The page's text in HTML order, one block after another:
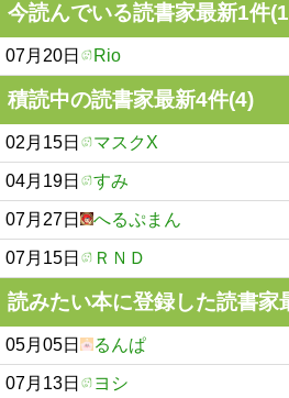
今読んでいる読書家最新1件
07月20日 Rio
積読中の読書家最新4件(4)
02月15日 マスクX
04月19日 すみ
07月27日 へるぷまん
07月15日 ＲＮＤ
読みたい本に登録した読書家
05月05日 るんぱ
07月13日 ヨシ